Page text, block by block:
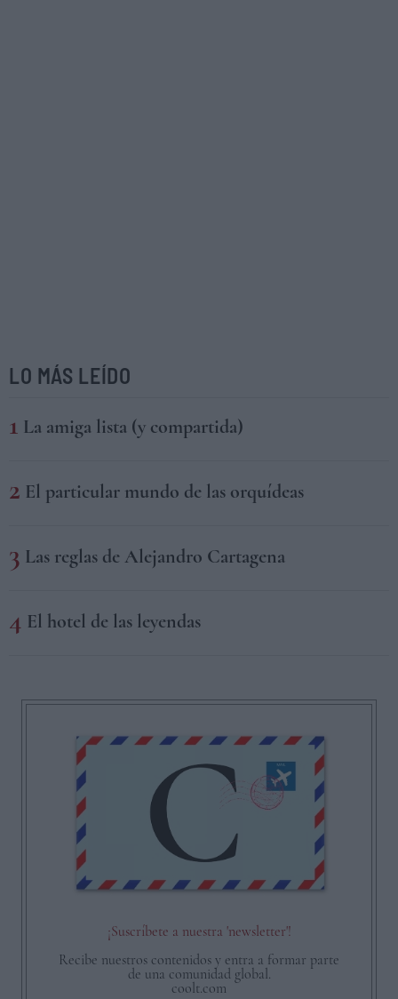
LO MÁS LEÍDO
La amiga lista (y compartida)
El particular mundo de las orquídeas
Las reglas de Alejandro Cartagena
El hotel de las leyendas
¡Suscríbete a nuestra 'newsletter'!
Recibe nuestros contenidos y entra a formar parte
de una comunidad global.
coolt.com